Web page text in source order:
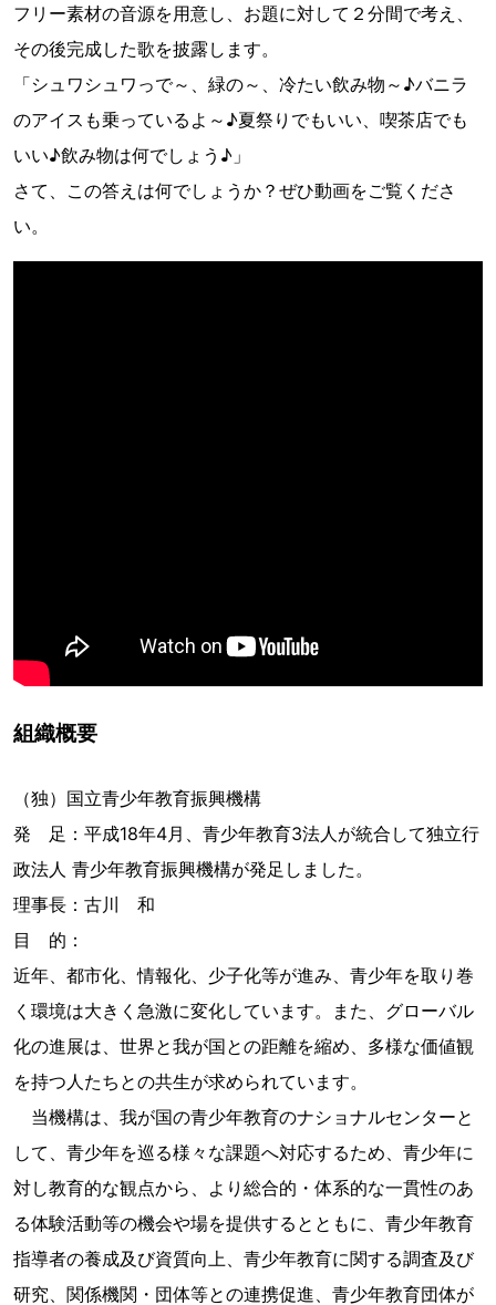
フリー素材の音源を用意し、お題に対して２分間で考え、
その後完成した歌を披露します。
「シュワシュワっで～、緑の～、冷たい飲み物～♪バニラ
のアイスも乗っているよ～♪夏祭りでもいい、喫茶店でも
いい♪飲み物は何でしょう♪」
さて、この答えは何でしょうか？ぜひ動画をご覧くださ
い。
組織概要
（独）国立青少年教育振興機構
発 足：平成18年4月、青少年教育3法人が統合して独立行
政法人 青少年教育振興機構が発足しました。
理事長：古川 和
目 的：
近年、都市化、情報化、少子化等が進み、青少年を取り巻
く環境は大きく急激に変化しています。また、グローバル
化の進展は、世界と我が国との距離を縮め、多様な価値観
を持つ人たちとの共生が求められています。
当機構は、我が国の青少年教育のナショナルセンターと
して、青少年を巡る様々な課題へ対応するため、青少年に
対し教育的な観点から、より総合的・体系的な一貫性のあ
る体験活動等の機会や場を提供するとともに、青少年教育
指導者の養成及び資質向上、青少年教育に関する調査及び
研究、関係機関・団体等との連携促進、青少年教育団体が